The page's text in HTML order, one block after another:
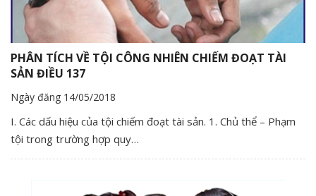
PHÂN TÍCH VỀ TỘI CÔNG NHIÊN CHIẾM ĐOẠT TÀI
SẢN ĐIỀU 137
Ngày đăng 14/05/2018
I. Các dấu hiệu của tội chiếm đoạt tài sản. 1. Chủ thể – Phạm
tội trong trường hợp quy…